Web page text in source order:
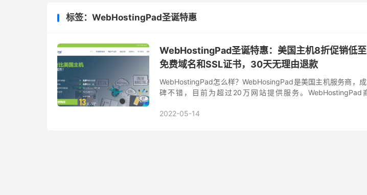
标签：WebHostingPad圣诞特惠
WebHostingPad圣诞特惠：美国主机8折促销低
免费域名和SSL证书，30天无理由退款
WebHostingPad怎么样？WebHosingPad是美国主机服务商，
碑不错，目前为超过20万网站提供服务。WebHostingPad
2022-05-14